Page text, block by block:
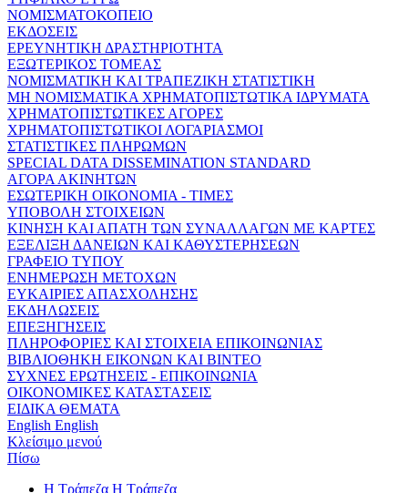
ΝΟΜΙΣΜΑΤΟΚΟΠΕΙΟ
ΕΚΔΟΣΕΙΣ
ΕΡΕΥΝΗΤΙΚΗ ΔΡΑΣΤΗΡΙΟΤΗΤΑ
ΕΞΩΤΕΡΙΚΟΣ ΤΟΜΕΑΣ
ΝΟΜΙΣΜΑΤΙΚΗ ΚΑΙ ΤΡΑΠΕΖΙΚΗ ΣΤΑΤΙΣΤΙΚΗ
ΜΗ ΝΟΜΙΣΜΑΤΙΚΑ ΧΡΗΜΑΤΟΠΙΣΤΩΤΙΚΑ ΙΔΡΥΜΑΤΑ
ΧΡΗΜΑΤΟΠΙΣΤΩΤΙΚΕΣ ΑΓΟΡΕΣ
ΧΡΗΜΑΤΟΠΙΣΤΩΤΙΚΟΙ ΛΟΓΑΡΙΑΣΜΟΙ
ΣΤΑΤΙΣΤΙΚΕΣ ΠΛΗΡΩΜΩΝ
SPECIAL DATA DISSEMINATION STANDARD
ΑΓΟΡΑ ΑΚΙΝΗΤΩΝ
ΕΣΩΤΕΡΙΚΗ ΟΙΚΟΝΟΜΙΑ - ΤΙΜΕΣ
ΥΠΟΒΟΛΗ ΣΤΟΙΧΕΙΩΝ
ΚΙΝΗΣΗ ΚΑΙ ΑΠΑΤΗ ΤΩΝ ΣΥΝΑΛΛΑΓΩΝ ΜΕ ΚΑΡΤΕΣ
ΕΞΕΛΙΞΗ ΔΑΝΕΙΩΝ ΚΑΙ ΚΑΘΥΣΤΕΡΗΣΕΩΝ
ΓΡΑΦΕΙΟ ΤΥΠΟΥ
ΕΝΗΜΕΡΩΣΗ ΜΕΤΟΧΩΝ
ΕΥΚΑΙΡΙΕΣ ΑΠΑΣΧΟΛΗΣΗΣ
ΕΚΔΗΛΩΣΕΙΣ
ΕΠΕΞΗΓΗΣΕΙΣ
ΠΛΗΡΟΦΟΡΙΕΣ ΚΑΙ ΣΤΟΙΧΕΙΑ ΕΠΙΚΟΙΝΩΝΙΑΣ
ΒΙΒΛΙΟΘΗΚΗ ΕΙΚΟΝΩΝ ΚΑΙ ΒΙΝΤΕΟ
ΣΥΧΝΕΣ ΕΡΩΤΗΣΕΙΣ - ΕΠΙΚΟΙΝΩΝΙΑ
ΟΙΚΟΝΟΜΙΚΕΣ ΚΑΤΑΣΤΑΣΕΙΣ
ΕΙΔΙΚΑ ΘΕΜΑΤΑ
English English
Κλείσιμο μενού
Πίσω
Η Τράπεζα Η Τράπεζα